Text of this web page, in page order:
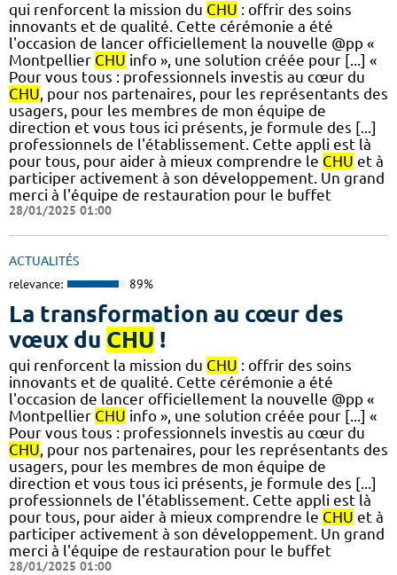
qui renforcent la mission du CHU : offrir des soins
innovants et de qualité. Cette cérémonie a été
l'occasion de lancer officiellement la nouvelle @pp «
Montpellier CHU info », une solution créée pour [...] «
Pour vous tous : professionnels investis au cœur du
CHU, pour nos partenaires, pour les représentants des
usagers, pour les membres de mon équipe de
direction et vous tous ici présents, je formule des [...]
professionnels de l'établissement. Cette appli est là
pour tous, pour aider à mieux comprendre le CHU et à
participer activement à son développement. Un grand
merci à l'équipe de restauration pour le buffet
28/01/2025 01:00
ACTUALITÉS
relevance: 89%
La transformation au cœur des
vœux du CHU !
qui renforcent la mission du CHU : offrir des soins
innovants et de qualité. Cette cérémonie a été
l'occasion de lancer officiellement la nouvelle @pp «
Montpellier CHU info », une solution créée pour [...] «
Pour vous tous : professionnels investis au cœur du
CHU , pour nos partenaires, pour les représentants des
usagers, pour les membres de mon équipe de
direction et vous tous ici présents, je formule des [...]
professionnels de l'établissement. Cette appli est là
pour tous, pour aider à mieux comprendre le CHU et à
participer activement à son développement. Un grand
merci à l'équipe de restauration pour le buffet
28/01/2025 01:00